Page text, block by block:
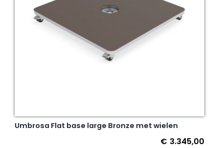
Umbrosa Flat base large Bronze met wielen
€ 3.345,00